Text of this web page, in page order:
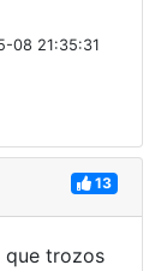
08 21:35:31
13
que trozos